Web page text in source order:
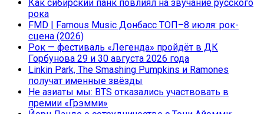
Как сибирский панк повлиял на звучание русского
рока
FMD | Famous Music Донбасс ТОП–8 июля: рок-
сцена (2026)
Рок — фестиваль «Легенда» пройдёт в ДК
Горбунова 29 и 30 августа 2026 года
Linkin Park, The Smashing Pumpkins и Ramones
получат именные звёзды
Не азиаты мы: BTS отказались участвовать в
премии «Грэмми»